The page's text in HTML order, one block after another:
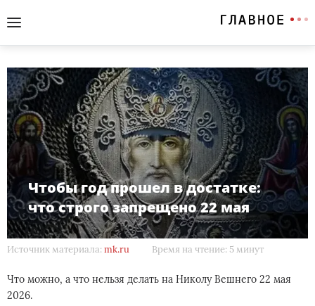
Чтобы год прошел в достатке:
что строго запрещено 22 мая
Источник материала: mk.ru Время на чтение: 5 минут
Что можно, а что нельзя делать на Николу Вешнего 22 мая
2026.